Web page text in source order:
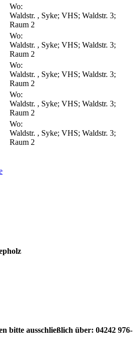
Wo:
Waldstr. , Syke; VHS; Waldstr. 3;
Raum 2
Wo:
Waldstr. , Syke; VHS; Waldstr. 3;
Raum 2
Wo:
Waldstr. , Syke; VHS; Waldstr. 3;
Raum 2
Wo:
Waldstr. , Syke; VHS; Waldstr. 3;
Raum 2
Wo:
Waldstr. , Syke; VHS; Waldstr. 3;
Raum 2
bitte ausschließlich über: 04242 976-